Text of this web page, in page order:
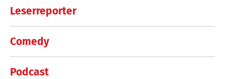
Leserreporter
Comedy
Podcast